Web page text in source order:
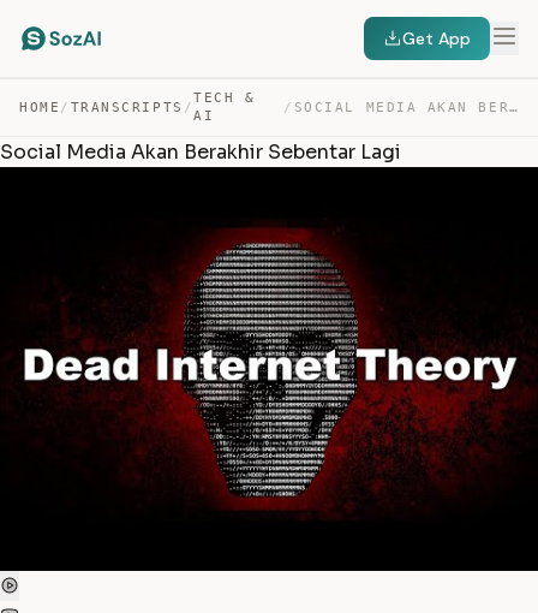
Get App
HOME / TRANSCRIPTS /
TECH &
AI
/ SOCIAL MEDIA AKAN BERAKHIR SEBENTAR LAGI — TRANSCRIPT
Social Media Akan Berakhir Sebentar Lagi